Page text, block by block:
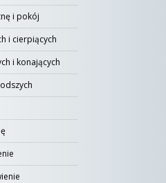
i pokój
i cierpiących
i konających